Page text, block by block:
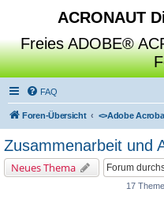
ACRONAUT
Freies ADOBE®
FAQ
Foren-Übersicht <>Adobe Acrobat ( 3D / Professional / Standard /
Zusammenarbeit und
Neues Thema
17